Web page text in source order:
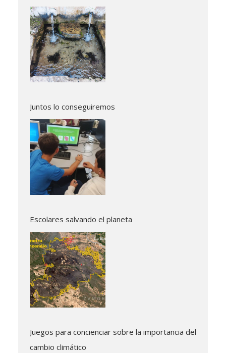
Juntos lo conseguiremos
Escolares salvando el planeta
Juegos para concienciar sobre la importancia del
cambio climático